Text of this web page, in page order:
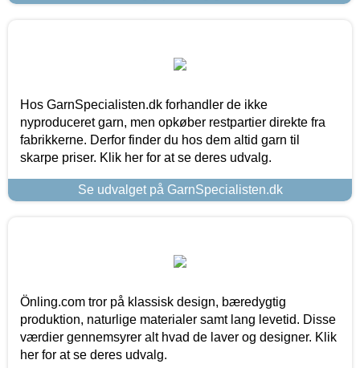
Hos GarnSpecialisten.dk forhandler de ikke
nyproduceret garn, men opkøber restpartier direkte fra
fabrikkerne. Derfor finder du hos dem altid garn til
skarpe priser. Klik her for at se deres udvalg.
Se udvalget på GarnSpecialisten.dk
Önling.com tror på klassisk design, bæredygtig
produktion, naturlige materialer samt lang levetid. Disse
værdier gennemsyrer alt hvad de laver og designer. Klik
her for at se deres udvalg.